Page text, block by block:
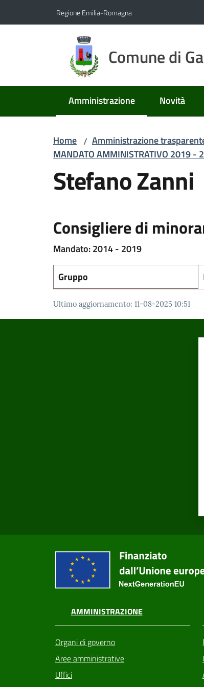
Regione Emilia-Romagna
Comune di
Amministrazione
Menu selezionato Novità
Home / Amministrazione
MANDATO AMMINISTRATIVO 2019 -
Stefano Zanni
Consigliere di
Mandato: 2014 - 2019
Gruppo
Ultimo aggiornamento: 11-08-2025 10:51
AMMINISTRAZIONE
Organi di governo
Aree amministrative
Uffici